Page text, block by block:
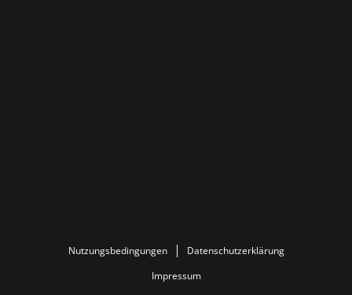
Nutzungsbedingungen
Datenschutzerklärung
Impressum